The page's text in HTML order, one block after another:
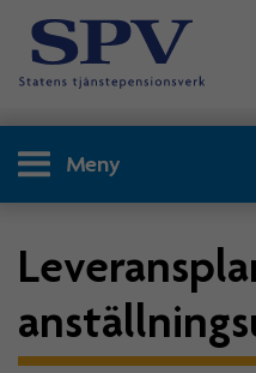
Meny